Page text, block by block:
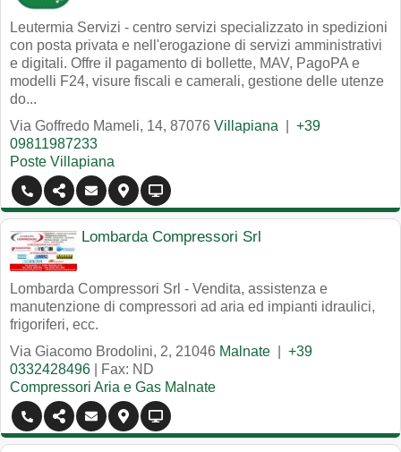
Leutermia Servizi - centro servizi specializzato in spedizioni
con posta privata e nell'erogazione di servizi amministrativi
e digitali. Offre il pagamento di bollette, MAV, PagoPA e
modelli F24, visure fiscali e camerali, gestione delle utenze
do...
Via Goffredo Mameli, 14, 87076 Villapiana
+39
09811987233
Poste Villapiana
Lombarda Compressori Srl
Lombarda Compressori Srl - Vendita, assistenza e
manutenzione di compressori ad aria ed impianti idraulici,
frigoriferi, ecc.
Via Giacomo Brodolini, 2, 21046 Malnate
+39
0332428496 | Fax: ND
Compressori Aria e Gas Malnate